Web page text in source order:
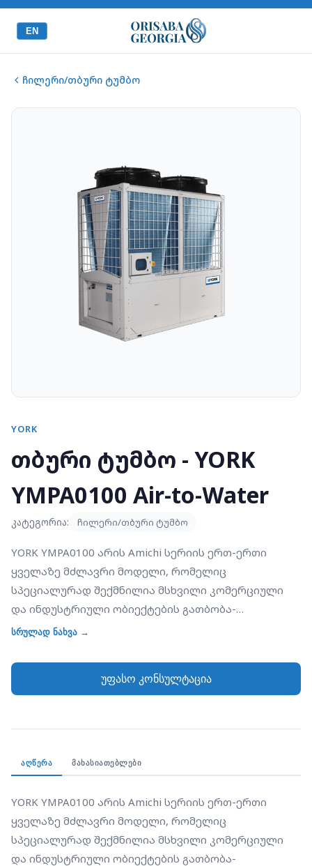
EN
ჩილერი/თბური ტუმბო
YORK
თბური ტუმბო - YORK
YMPA0100 Air-to-Water
კატეგორია: ჩილერი/თბური ტუმბო
YORK YMPA0100 არის Amichi სერიის ერთ-ერთი
ყველაზე მძლავრი მოდელი, რომელიც
სპეციალურად შექმნილია მსხვილი კომერციული
და ინდუსტრიული ობიექტების გათბობა-
გაგრილებისთვის. 100 კვტ-იანი ნომინალური
წარმადობისა და ენერგოეფექტურობის იდეალურ
ბალანსს. იგი აღჭურვილია მრავალ-კონტურიანი
მეორე აგრძელებს მუშაობას. კომპაქტური დიზაინი
საშუალებას იძლევა მოწყობილობა დამონტაჟდეს
შეზღუდულ სივრცეებში, ხოლო ინტელექტუალური
მართვის სისტემა უზრუნველყოფს სრულ
თავსებადობას BMS (BACnet/Modbus)
პროტოკოლებთან.
სრულად ნახვა →
უფასო კონსულტაცია
ᲐᲦᲬᲔᲠᲐ ᲛᲐᲮᲐᲡᲘᲐᲗᲔᲑᲚᲔᲑᲘ
YORK YMPA0100 არის Amichi სერიის ერთ-ერთი
ყველაზე მძლავრი მოდელი, რომელიც
სპეციალურად შექმნილია მსხვილი კომერციული
და ინდუსტრიული ობიექტების გათბობა-